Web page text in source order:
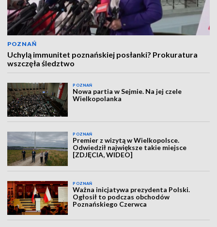
POZNAŃ
Uchylą immunitet poznańskiej posłanki? Prokuratura
wszczęła śledztwo
POZNAŃ
Nowa partia w Sejmie. Na jej czele
Wielkopolanka
POZNAŃ
Premier z wizytą w Wielkopolsce.
Odwiedził największe takie miejsce
[ZDJĘCIA, WIDEO]
POZNAŃ
Ważna inicjatywa prezydenta Polski.
Ogłosił to podczas obchodów
Poznańskiego Czerwca